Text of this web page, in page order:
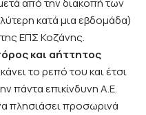
από την διακοπή των
κατά μια εβδομάδα)
ΕΠΣ Κοζάνης.
και αήττητος
το ρεπό του και έτσι
πάντα επικίνδυνη Α.Ε.
πλησιάσει προσωρινά